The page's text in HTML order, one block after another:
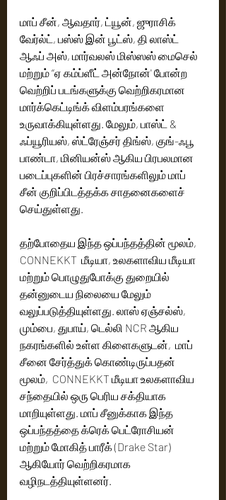
மாப் சீன், ஆவதார், ட்யூன், ஜுராசிக்
வேர்ல்ட், பஸ்ஸ் இன் பூட்ஸ், தி லாஸ்ட்
ஆஃப் அஸ், மார்வலஸ் மிஸ்ஸஸ் மைசெல்
மற்றும் ‘‘ஏ கம்ப்ளீட் அன்நோன்' போன்ற
வெற்றிப் படங்களுக்கு வெற்றிகரமான
மார்க்கெட்டிங்க் விளம்பரங்களை
உருவாக்கியுள்ளது. மேலும், பாஸ்ட் &
ஃப்யூரியஸ், ஸ்ட்ரேஞ்சர் திங்ஸ், குங்-ஃபூ
பாண்டா, மினியன்ஸ் ஆகிய பிரபலமான
படைப்புகளின் பிரச்சாரங்களிலும் மாப்
சீன் குறிப்பிடத்தக்க சாதனைகளைச்
செய்துள்ளது.
தற்போதைய இந்த ஒப்பந்தத்தின் மூலம்,
CONNEKKT  மீடியா, உலகளாவிய மீடியா
மற்றும் பொழுதுபோக்கு துறையில்
தன்னுடைய நிலையை மேலும்
வலுப்படுத்தியுள்ளது. லாஸ் ஏஞ்சல்ஸ்,
மும்பை, துபாய், டெல்லி NCR ஆகிய
நகரங்களில் உள்ள கிளைகளுடன்,  மாப்
சீனை சேர்த்துக் கொண்டிருப்பதன்
மூலம்,  CONNEKKT மீடியா உலகளாவிய
சந்தையில் ஒரு பெரிய சக்தியாக
மாறியுள்ளது. மாப் சீனுக்காக இந்த
ஒப்பந்தத்தை க்ரெக் பெட்ரோசியன்
மற்றும் மோகித் பாரீக் (Drake Star)
ஆகியோர் வெற்றிகரமாக
வழிநடத்தியுள்ளனர்.